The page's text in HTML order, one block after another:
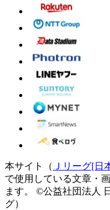
本サイト（ Ｊリーグ[日
で使用している文章・
ます。
©公益社団法人
グ）